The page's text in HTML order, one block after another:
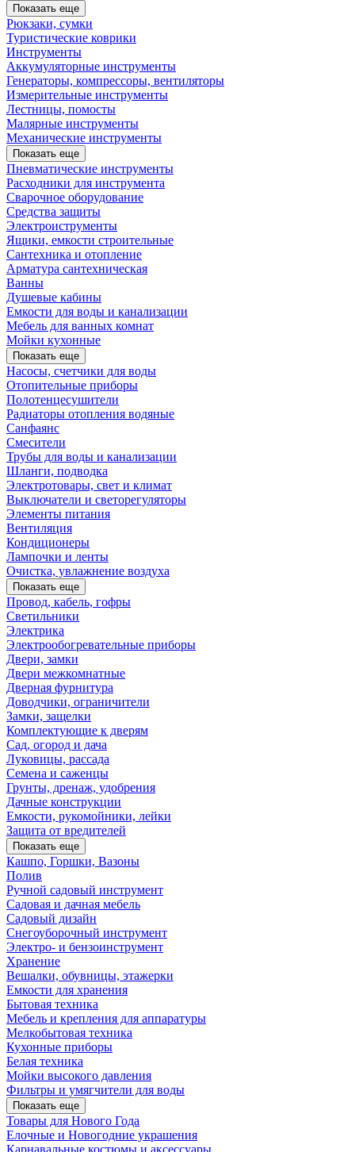
Показать еще
Рюкзаки, сумки
Туристические коврики
Инструменты
Аккумуляторные инструменты
Генераторы, компрессоры, вентиляторы
Измерительные инструменты
Лестницы, помосты
Малярные инструменты
Механические инструменты
Показать еще
Пневматические инструменты
Расходники для инструмента
Сварочное оборудование
Средства защиты
Электроиструменты
Ящики, емкости строительные
Сантехника и отопление
Арматура сантехническая
Ванны
Душевые кабины
Емкости для воды и канализации
Мебель для ванных комнат
Мойки кухонные
Показать еще
Насосы, счетчики для воды
Отопительные приборы
Полотенцесушители
Радиаторы отопления водяные
Санфаянс
Смесители
Трубы для воды и канализации
Шланги, подводка
Электротовары, свет и климат
Выключатели и светорегуляторы
Элементы питания
Вентиляция
Кондиционеры
Лампочки и ленты
Очистка, увлажнение воздуха
Показать еще
Провод, кабель, гофры
Светильники
Электрика
Электрообогревательные приборы
Двери, замки
Двери межкомнатные
Дверная фурнитура
Доводчики, ограничители
Замки, защелки
Комплектующие к дверям
Сад, огород и дача
Луковицы, рассада
Семена и саженцы
Грунты, дренаж, удобрения
Дачные конструкции
Емкости, рукомойники, лейки
Защита от вредителей
Показать еще
Кашпо, Горшки, Вазоны
Полив
Ручной садовый инструмент
Садовая и дачная мебель
Садовый дизайн
Снегоуборочный инструмент
Электро- и бензоинструмент
Хранение
Вешалки, обувницы, этажерки
Емкости для хранения
Бытовая техника
Мебель и крепления для аппаратуры
Мелкобытовая техника
Кухонные приборы
Белая техника
Мойки высокого давления
Фильтры и умягчители для воды
Показать еще
Товары для Нового Года
Елочные и Новогодние украшения
Карнавальные костюмы и аксессуары